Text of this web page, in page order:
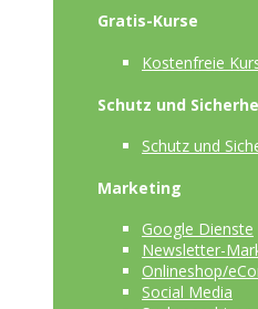
Gratis-Kurse
Kostenfreie
Schutz und
Schutz und
Marketing
Google Dienste
Newsletter-
Onlineshop/
Social Media